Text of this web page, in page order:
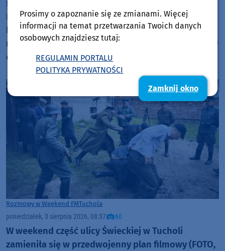
Woj. Kujawsko-pomorskie
poniedziałek, 3 sierpnia 2026, 14:01
IMGW ostrzega przed upałem. Temperatury w
naszym regionie mogą sięgać 33 stopni Celsjusza w
dzień i 21 stopni w nocy
Rozmowy w Weekend FMTuchola
poniedziałek, 3 sierpnia 2026, 08:37 60
W weekend część ulicy Świeckiej w Tucholi
zamieniła się w przedwojenny plan filmowy (FOTO,
Prosimy o zapoznanie się ze zmianami. Więcej
informacji na temat przetwarzania Twoich danych
osobowych znajdziesz tutaj:
REGULAMIN PORTALU
POLITYKA PRYWATNOŚCI
Zamknij okno